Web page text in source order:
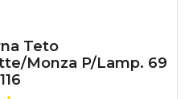
Teto
Monza P/Lamp. 69